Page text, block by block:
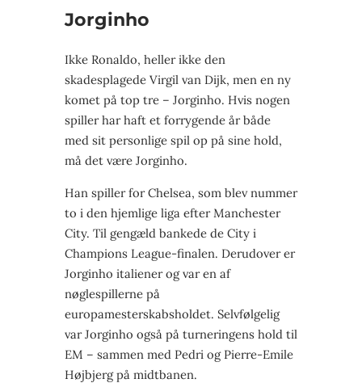
Jorginho
Ikke Ronaldo, heller ikke den
skadesplagede Virgil van Dijk, men en ny
komet på top tre – Jorginho. Hvis nogen
spiller har haft et forrygende år både
med sit personlige spil op på sine hold,
må det være Jorginho.
Han spiller for Chelsea, som blev nummer
to i den hjemlige liga efter Manchester
City. Til gengæld bankede de City i
Champions League-finalen. Derudover er
Jorginho italiener og var en af
nøglespillerne på
europamesterskabsholdet. Selvfølgelig
var Jorginho også på turneringens hold til
EM – sammen med Pedri og Pierre-Emile
Højbjerg på midtbanen.